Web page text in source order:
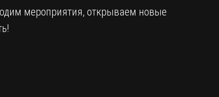
мероприятия, открываем новые